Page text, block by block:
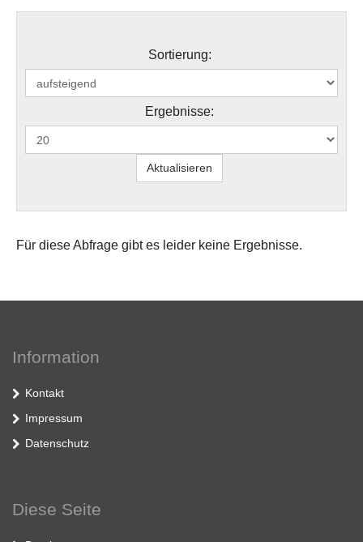
Sortierung:
Ergebnisse:
Für diese Abfrage gibt es leider keine Ergebnisse.
Information
Kontakt
Impressum
Datenschutz
Diese Seite